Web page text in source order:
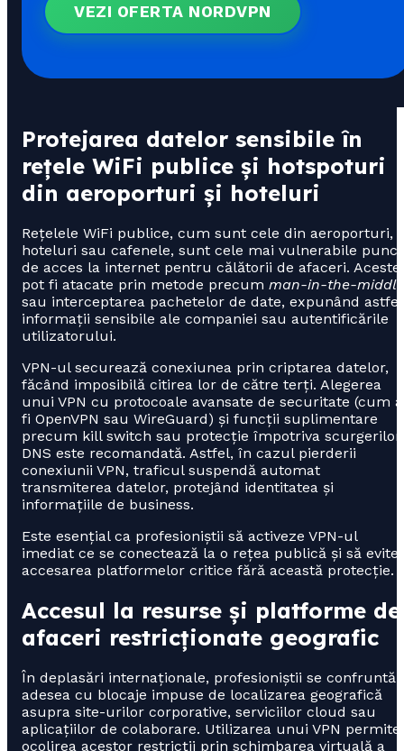
VEZI OFERTA NORDVPN
Protejarea datelor sensibile în
rețele WiFi publice și hotspoturi
din aeroporturi și hoteluri
Rețelele WiFi publice, cum sunt cele din aeroporturi,
hoteluri sau cafenele, sunt cele mai vulnerabile
de acces la internet pentru călătorii de afaceri.
pot fi atacate prin metode precum man-in-the-middle
sau interceptarea pachetelor de date, expunând astfel
informații sensibile ale companiei sau autentificările
utilizatorului.
VPN-ul securează conexiunea prin criptarea datelor,
făcând imposibilă citirea lor de către terți. Alegerea
unui VPN cu protocoale avansate de securitate (cum
fi OpenVPN sau WireGuard) și funcții suplimentare
precum kill switch sau protecție împotriva scurgerilor
DNS este recomandată. Astfel, în cazul pierderii
conexiunii VPN, traficul suspendă automat
transmiterea datelor, protejând identitatea și
informațiile de business.
Este esențial ca profesioniștii să activeze VPN-ul
imediat ce se conectează la o rețea publică și să evite
accesarea platformelor critice fără această protecție.
Accesul la resurse și platforme de
afaceri restricționate geografic
În deplasări internaționale, profesioniștii se confruntă
adesea cu blocaje impuse de localizarea geografică
asupra site-urilor corporative, serviciilor cloud sau
aplicațiilor de colaborare. Utilizarea unui VPN permite
ocolirea acestor restricții prin schimbarea virtuală a